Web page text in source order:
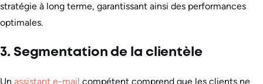
stratégie à long terme, garantissant ainsi des performances
optimales.
3. Segmentation de la clientèle
Un assistant e-mail compétent comprend que les clients ne